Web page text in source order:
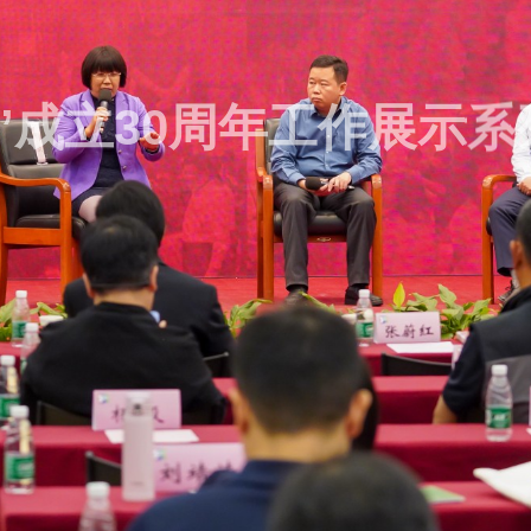
成立30周年工作展示